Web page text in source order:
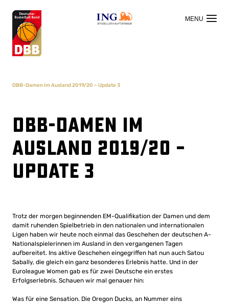
OFFIZIELLER HAUPTSPONSOR
DBB-Damen im Ausland 2019/20 – Update 3
DBB-Damen im
Ausland 2019/20 –
Update 3
Trotz der morgen beginnenden EM-Qualifikation der Damen und dem
damit ruhenden Spielbetrieb in den nationalen und internationalen
Ligen haben wir heute noch einmal das Geschehen der deutschen A-
Nationalspielerinnen im Ausland in den vergangenen Tagen
aufbereitet. Ins aktive Geschehen eingegriffen hat nun auch Satou
Sabally, die gleich ein ganz besonderes Erlebnis hatte. Und in der
Euroleague Women gab es für zwei Deutsche ein erstes
Erfolgserlebnis. Schauen wir mal genauer hin:
Was für eine Sensation. Die Oregon Ducks, an Nummer eins